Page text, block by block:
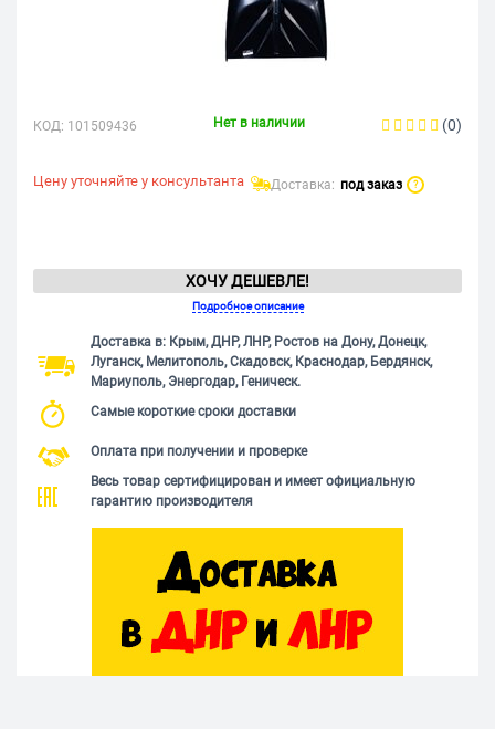
КОД: 101509436 Нет в наличии (0)
Цену уточняйте у консультанта Доставка: под заказ ?
ХОЧУ ДЕШЕВЛЕ!
Подробное описание
Доставка в: Крым, ДНР, ЛНР, Ростов на Дону, Донецк,
Луганск, Мелитополь, Скадовск, Краснодар, Бердянск,
Мариуполь, Энергодар, Геническ.
Самые короткие сроки доставки
Оплата при получении и проверке
Весь товар сертифицирован и имеет официальную
гарантию производителя